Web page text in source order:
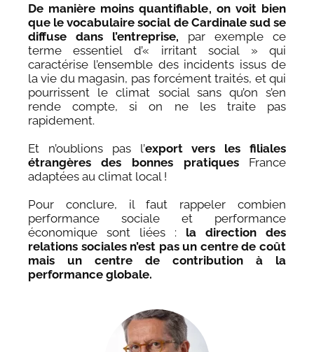
De manière moins quantifiable, on voit bien
que le vocabulaire social de Cardinale sud se
diffuse dans l’entreprise, par exemple ce
terme essentiel d’« irritant social » qui
caractérise l’ensemble des incidents issus de
la vie du magasin, pas forcément traités, et qui
pourrissent le climat social sans qu’on s’en
rende compte, si on ne les traite pas
rapidement.
Et n’oublions pas l’export vers les filiales
étrangères des bonnes pratiquesFrance
adaptées au climat local !
Pour conclure, il faut rappeler combien
performance sociale et performance
économique sont liées : la direction des
relations sociales n’est pas un centre de coût
mais un centre de contribution à la
performance globale.